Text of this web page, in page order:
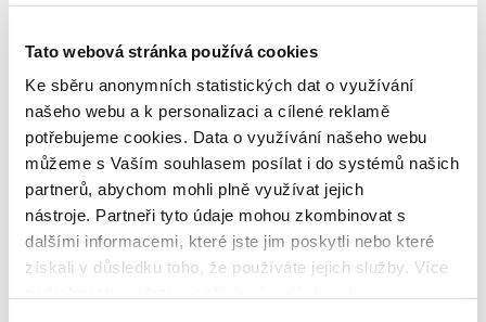
Tato webová stránka používá cookies
Ke sběru anonymních statistických dat o využívání
našeho webu a k personalizaci a cílené reklamě
potřebujeme cookies. Data o využívání našeho webu
můžeme s Vaším souhlasem posílat i do systémů našich
partnerů, abychom mohli plně využívat jejich
nástroje. Partneři tyto údaje mohou zkombinovat s
dalšími informacemi, které jste jim poskytli nebo které
získali v důsledku toho, že používáte jejich služby. Více
cloudu kvůli jedné neopatrné chybě. Vaše
jen těm, kteří je skutečně potřebují, a to bezpečně
a pod vaší kontrolou.
Chcete mít jistotu, že vaše firemní tajemství
zůstane skutečně pod zámkem? Rádi vám
ukážeme, kde přesně má vaše současná
architektura slabá místa a jak postavit systém,
který vás nenechá ve štychu ani v éře pokročilé AI.
Chci navázat spolupráci